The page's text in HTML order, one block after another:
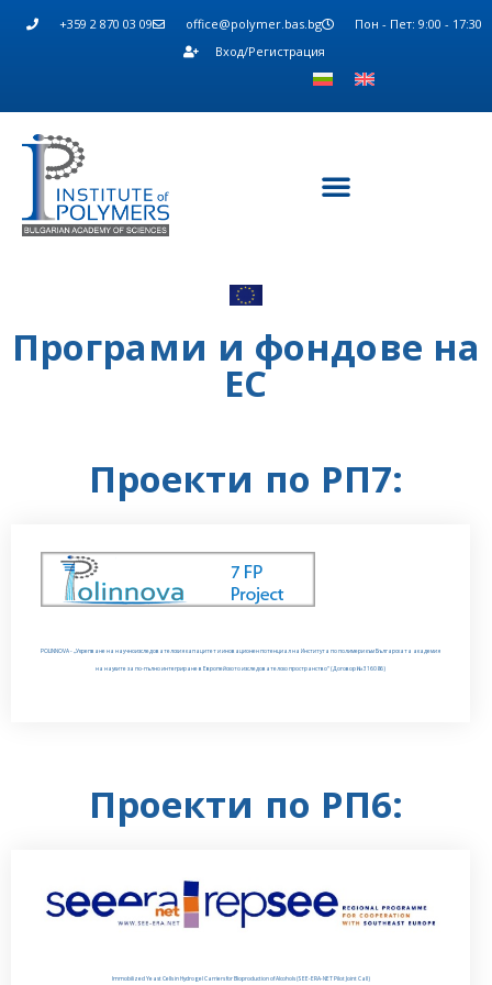
+359 2 870 03 09 office@polymer.bas.bg
Пон - Пет: 9:00 - 17:30
Вход/Регистрация
Програми и фондове на
ЕС
Проекти по РП7:
POLINNOVA - „Укрепване на научноизследователския капацитет и иновационен потенциал на Института по полимери към Българската академия
на науките за по-пълно интегриране в Европейското изследователско пространство“ (Договор № 316086)
Проекти по РП6:
Immobilized Yeast Cells in Hydrogel Carriers for Bioproduction of Alcohols (SEE-ERA-NET Pilot Joint Call)